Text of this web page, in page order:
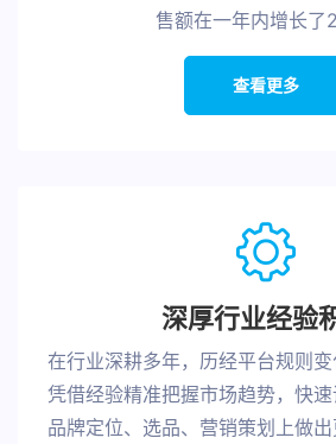
售额在一年内增长了
查看更多
深厚行业经验
在行业深耕多年，历经平台规则
凭借经验精准把握市场趋势，快
品牌定位、选品、营销策划上做